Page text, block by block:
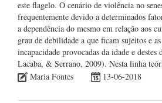
este flagelo. O cenário de violência no
frequentemente devido a determinados
a dependência do mesmo em relação aos
grau de debilidade a que ficam sujeitos e
incapacidade provocadas da idade e
Lacaba, & Serrano, 2009). Nesta linha
Maria Fontes
13-06-2018